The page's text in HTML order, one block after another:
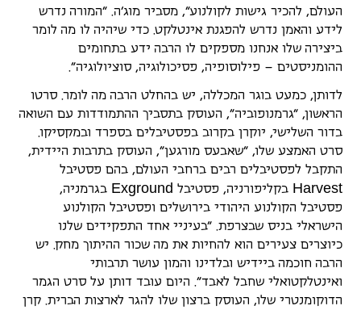
העולם, להכיר גישות לקולנוע", מסביר מוג'ה. "המורה נדרש
לידע והאמן נדרש להפגנת אינטלקט. כדי שיהיה לו מה לומר
ביצירה שלו אנחנו מספקים לו הרבה ידע בתחומים
ההומניסטים – פילוסופיה, פסיכולוגיה, סוציולוגיה".
לדותן, כמעט בוגר המכללה, יש בהחלט הרבה מה לומר. סרטו
הראשון, "גרמנופוביה", העוסק בתסביך ההתמודדות עם השואה
בדור השלישי, יוקרן בקרוב בפסטיבלים בספרד ובמקסיקו.
סרט האמצע שלו, "שאבעס מורגען", העוסק בתרבות היידית,
התקבל לפסטיבלים רבים ברחבי העולם, בהם פסטיבל
Harvest בקליפורניה, פסטיבל Exground
בגרמניה,
פסטיבל הקולנוע היהודי בירושלים ופסטיבל הקולנוע
הישראלי בניס שבצרפת. "בעיניי אחד התפקידים שלנו
כיוצרים צעירים הוא להחיות את מה שכור ההיתוך מחק. יש
הרבה חוכמה ביידיש ובלדינו והמון עושר תרבותי
ואינטלקטואלי שחבל לאבד". היום עובד דותן על סרט הגמר
הדוקומנטרי שלו, העוסק ברצון שלו להגר לארצות הברית. קרן